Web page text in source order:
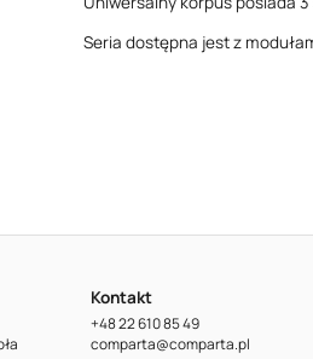
Seria dostępna jest z
Kontakt
+48 22 610 85 49
comparta@comparta.pl